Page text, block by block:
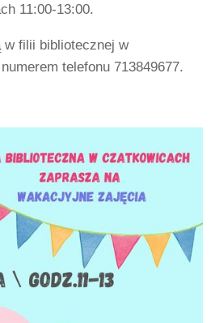
11:00-13:00.
w filii bibliotecznej w
telefonu 713849677.